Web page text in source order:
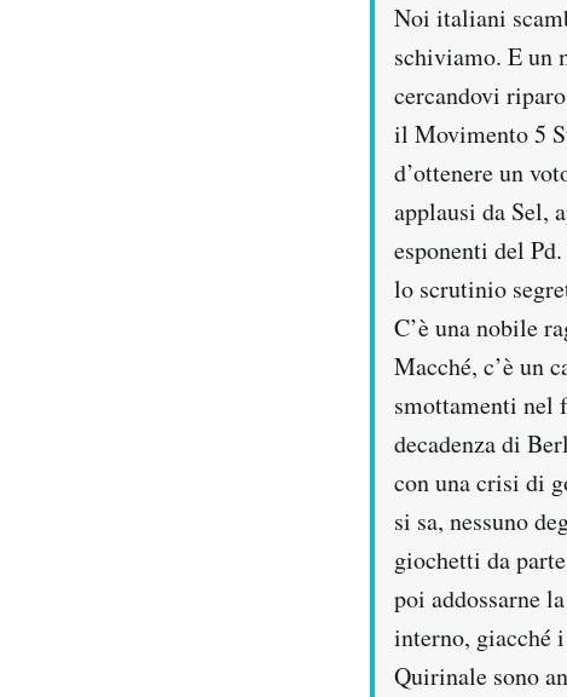
Noi italiani
schiviamo. E un
cercandovi
il Movimento 5
d’ottenere un
applausi da Sel,
esponenti del
lo scrutinio
C’è una nobile
Macché, c’è un
smottamenti nel
decadenza di
con una crisi di
si sa, nessuno
giochetti da
poi addossarne
interno, giacché
Quirinale sono